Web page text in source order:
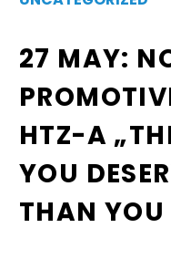
27 MAY:
HTZ-A
YOU
THAN